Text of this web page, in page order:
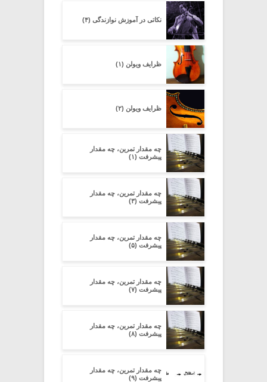
نکاتی در آموزش نوازندگی (۴)
ظرایف ویولن (۱)
ظرایف ویولن (۲)
چه مقدار تمرین، چه مقدار
پیشرفت (۱)
چه مقدار تمرین، چه مقدار
پیشرفت (۳)
چه مقدار تمرین، چه مقدار
پیشرفت (۵)
چه مقدار تمرین، چه مقدار
پیشرفت (۷)
چه مقدار تمرین، چه مقدار
پیشرفت (۸)
چه مقدار تمرین، چه مقدار
پیشرفت (۹)